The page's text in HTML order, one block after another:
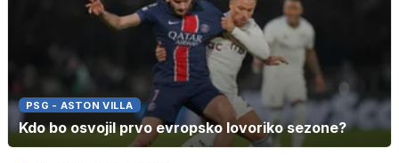
PSG - ASTON VILLA
Kdo bo osvojil prvo evropsko lovoriko sezone?